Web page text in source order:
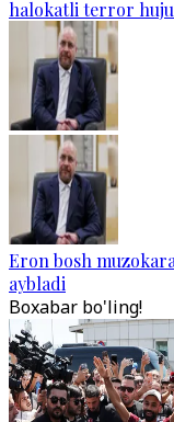
halokatli terror
Eron bosh
aybladi
Boxabar bo'ling!